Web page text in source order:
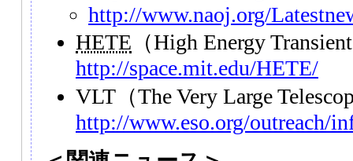
http://www.naoj.org/
HETE （High Energy
http://space.mit.edu/HETE/
VLT （The Very Large
http://www.eso.org/outreach/